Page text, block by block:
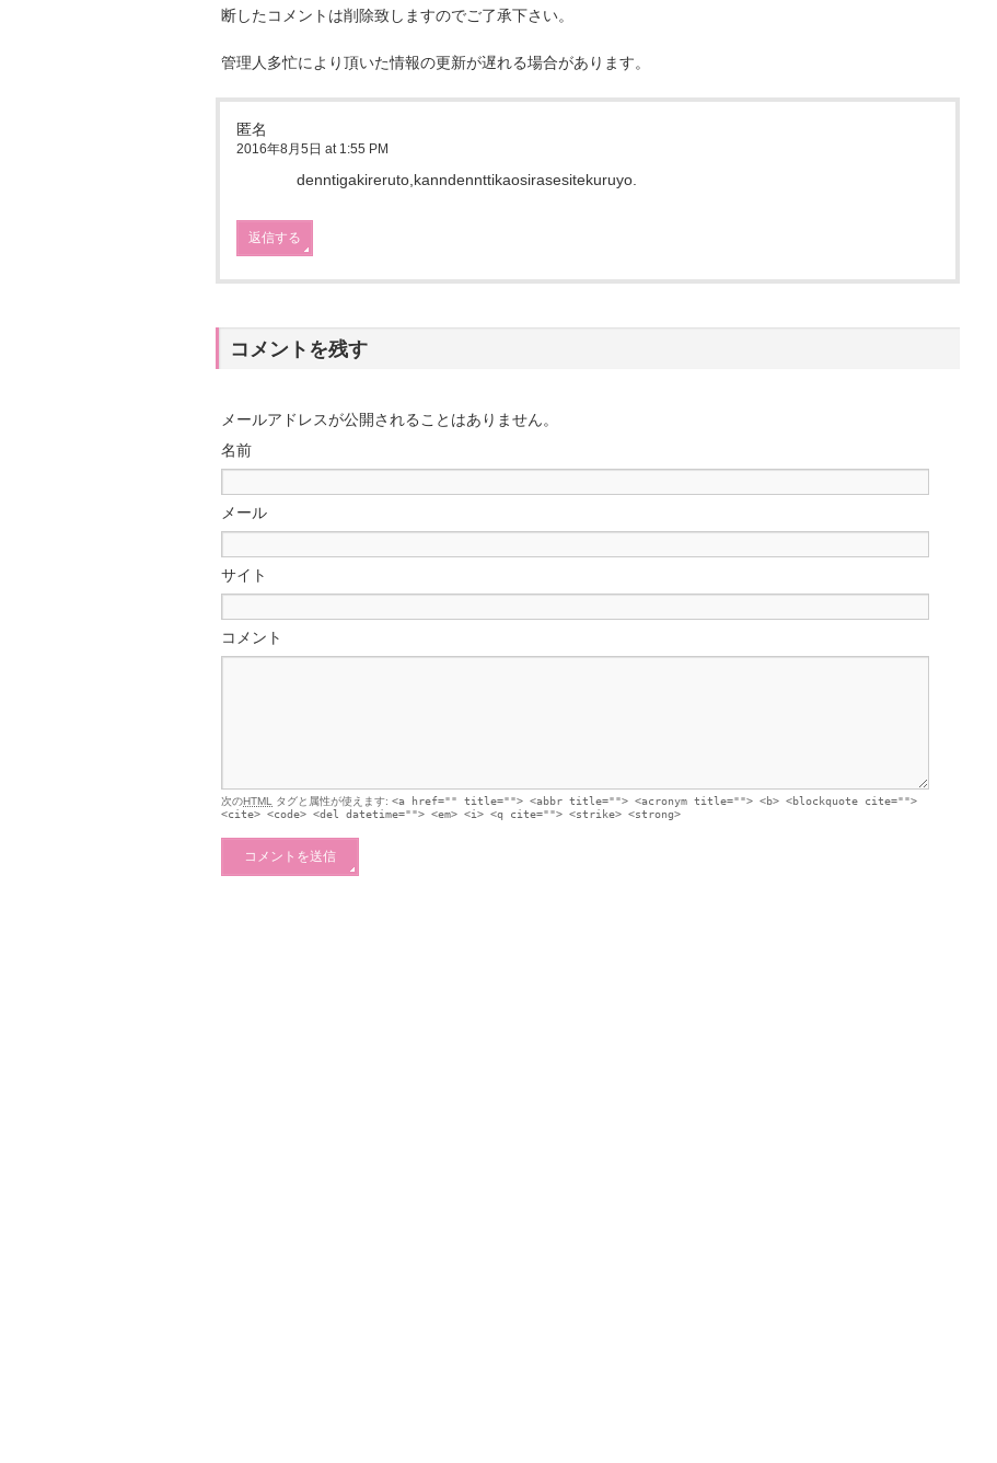
断したコメントは削除致しますのでご了承下さい。
管理人多忙により頂いた情報の更新が遅れる場合があります。
匿名
2016年8月5日 at 1:55 PM
denntigakireruto,kanndennttikaosirasesitekuruyo.
返信する
コメントを残す
メールアドレスが公開されることはありません。
名前
メール
サイト
コメント
次のHTML タグと属性が使えます: <a href="" title=""> <abbr title=""> <acronym title=""> <b> <blockquote cite="">
<cite> <code> <del datetime=""> <em> <i> <q cite=""> <strike> <strong>